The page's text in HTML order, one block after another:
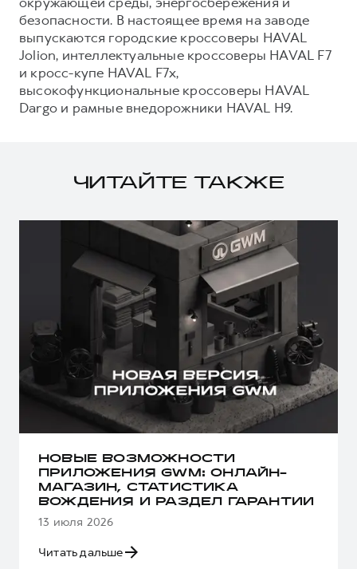
безопасности. В настоящее время на заводе
выпускаются городские кроссоверы HAVAL
Jolion, интеллектуальные кроссоверы HAVAL F7
и кросс-купе HAVAL F7x,
высокофункциональные кроссоверы HAVAL
Dargo и рамные внедорожники HAVAL H9.
ЧИТАЙТЕ ТАКЖЕ
НОВЫЕ ВОЗМОЖНОСТИ
ПРИЛОЖЕНИЯ GWM: ОНЛАЙН-
МАГАЗИН, СТАТИСТИКА
ВОЖДЕНИЯ И РАЗДЕЛ ГАРАНТИИ
13 июля 2026
Читать дальше